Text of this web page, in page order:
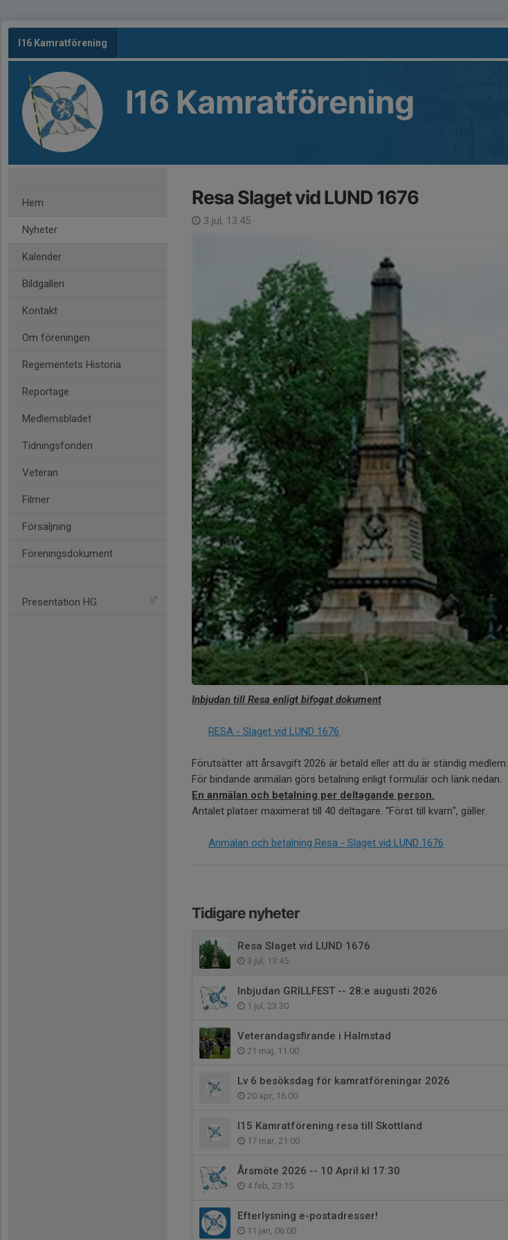
I16 Kamratförening
I16 Kamratförening
Hem
Nyheter
Kalender
Bildgalleri
Kontakt
Om föreningen
Regementets Historia
Reportage
Medlemsbladet
Tidningsfonden
Veteran
Filmer
Försäljning
Föreningsdokument
Presentation HG
Resa Slaget vid LUND 1676
3 jul, 13:45
Inbjudan till Resa enligt bifogat dokument
RESA - Slaget vid LUND 1676
Förutsätter att årsavgift 2026 är betald eller att du är ständig medlem.
För bindande anmälan görs betalning enligt formulär och länk nedan.
En anmälan och betalning per deltagande person.
Antalet platser maximerat till 40 deltagare. "Först till kvarn", gäller.
Anmälan och betalning Resa - Slaget vid LUND 1676
Tidigare nyheter
Resa Slaget vid LUND 1676
3 jul, 13:45
Inbjudan GRILLFEST -- 28:e augusti 2026
1 jul, 23:30
Veterandagsfirande i Halmstad
21 maj, 11:00
Lv 6 besöksdag för kamratföreningar 2026
20 apr, 16:00
I15 Kamratförening resa till Skottland
17 mar, 21:00
Årsmöte 2026 -- 10 April kl 17:30
4 feb, 23:15
Efterlysning e-postadresser!
11 jan, 06:00